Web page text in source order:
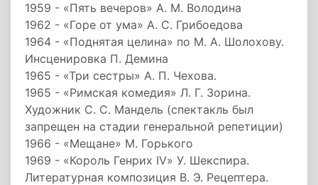
1959 - «Пять вечеров» А. М. Володина
1962 - «Горе от ума» А. С. Грибоедова
1964 - «Поднятая целина» по М. А. Шолохову.
Инсценировка П. Демина
1965 - «Три сестры» А. П. Чехова.
1965 - «Римская комедия» Л. Г. Зорина.
Художник С. С. Мандель (спектакль был
запрещен на стадии генеральной репетиции)
1966 - «Мещане» М. Горького
1969 - «Король Генрих IV» У. Шекспира.
Литературная композиция В. Э. Рецептера.